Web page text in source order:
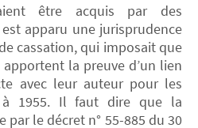
être acquis par des
apparu une jurisprudence
cassation, qui imposait que
la preuve d’un lien
avec leur auteur pour les
à 1955. Il faut dire que la
par le décret n° 55-885 du 30